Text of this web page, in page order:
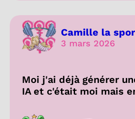
Camille la
3 mars 2026
Moi j'ai déjà générer
IA et c'était moi mais